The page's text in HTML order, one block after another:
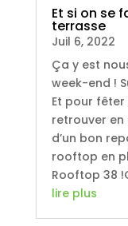
Et si on se
terrasse
Juil 6, 2022
Ça y est
week-end !
Et pour fêter
retrouver
d’un bon
rooftop en
Rooftop 38
lire plus